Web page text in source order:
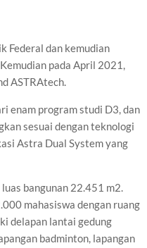
Federal dan kemudian
pada April 2021,
ASTRAtech.
enam program studi D3, dan
sesuai dengan teknologi
Astra Dual System yang
bangunan 22.451 m2.
mahasiswa dengan ruang
delapan lantai gedung
badminton, lapangan